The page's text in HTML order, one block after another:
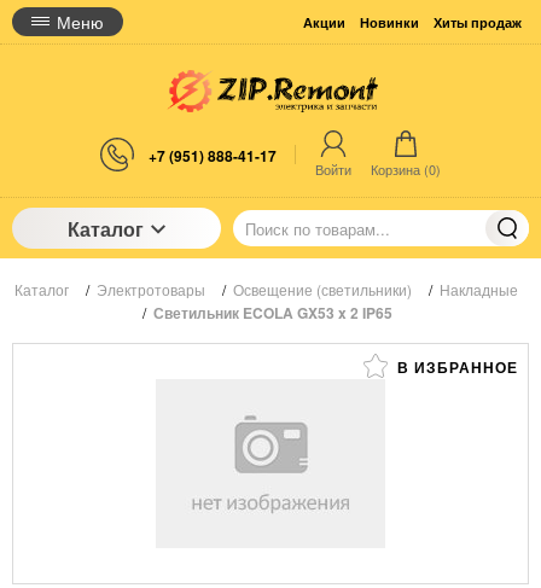
Меню Акции Новинки Хиты продаж
+7 (951) 888-41-17
Войти Корзина (0)
Каталог
Каталог / Электротовары / Освещение (светильники) / Накладные
/ Светильник ECOLA GX53 x 2 IP65
В ИЗБРАННОЕ